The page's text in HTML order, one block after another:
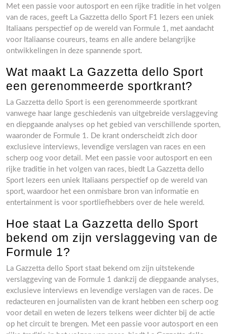
Met een passie voor autosport en een rijke traditie in het volgen
van de races, geeft La Gazzetta dello Sport F1 lezers een uniek
Italiaans perspectief op de wereld van Formule 1, met aandacht
voor Italiaanse coureurs, teams en alle andere belangrijke
ontwikkelingen in deze spannende sport.
Wat maakt La Gazzetta dello Sport
een gerenommeerde sportkrant?
La Gazzetta dello Sport is een gerenommeerde sportkrant
vanwege haar lange geschiedenis van uitgebreide verslaggeving
en diepgaande analyses op het gebied van verschillende sporten,
waaronder de Formule 1. De krant onderscheidt zich door
exclusieve interviews, levendige verslagen van races en een
scherp oog voor detail. Met een passie voor autosport en een
rijke traditie in het volgen van races, biedt La Gazzetta dello
Sport lezers een uniek Italiaans perspectief op de wereld van
sport, waardoor het een onmisbare bron van informatie en
entertainment is voor sportliefhebbers over de hele wereld.
Hoe staat La Gazzetta dello Sport
bekend om zijn verslaggeving van de
Formule 1?
La Gazzetta dello Sport staat bekend om zijn uitstekende
verslaggeving van de Formule 1 dankzij de diepgaande analyses,
exclusieve interviews en levendige verslagen van de races. De
redacteuren en journalisten van de krant hebben een scherp oog
voor detail en weten de lezers telkens weer dichter bij de actie
op het circuit te brengen. Met een passie voor autosport en een